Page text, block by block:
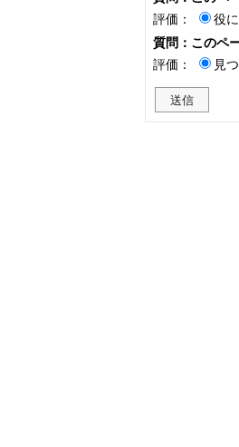
評価：
役
質問：このペ
評価：
見